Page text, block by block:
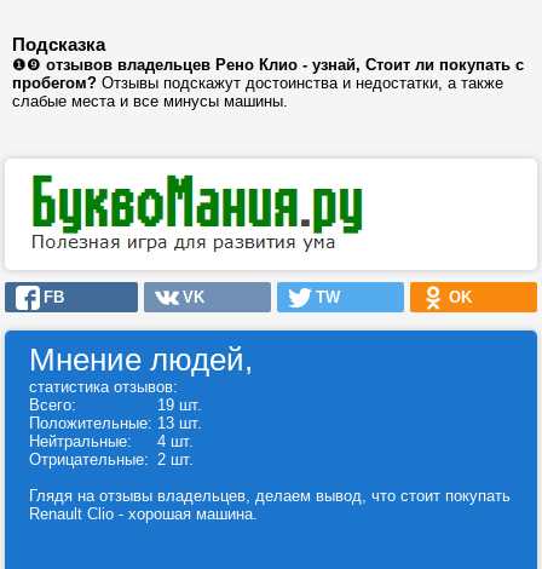
Подсказка
❶❾ отзывов владельцев Рено Клио - узнай, Стоит ли покупать с
пробегом? Отзывы подскажут достоинства и недостатки, а также
слабые места и все минусы машины.
FB VK TW OK
Мнение людей,
статистика отзывов:
Всего:
19 шт.
Положительные: 13 шт.
Нейтральные:
4 шт.
Отрицательные: 2 шт.
Глядя на отзывы владельцев, делаем вывод, что стоит покупать
Renault Clio - хорошая машина.